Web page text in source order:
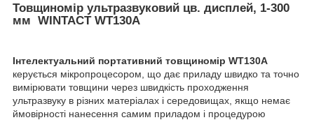
Товщиномір ультразвуковий цв. дисплей, 1-300
мм WINTACT WT130A
Інтелектуальний портативний товщиномір WT130A
керується мікропроцесором, що дає приладу швидко та точно
вимірювати товщини через швидкість проходження
ультразвуку в різних матеріалах і середовищах, якщо немає
ймовірності нанесення самим приладом і процедурою